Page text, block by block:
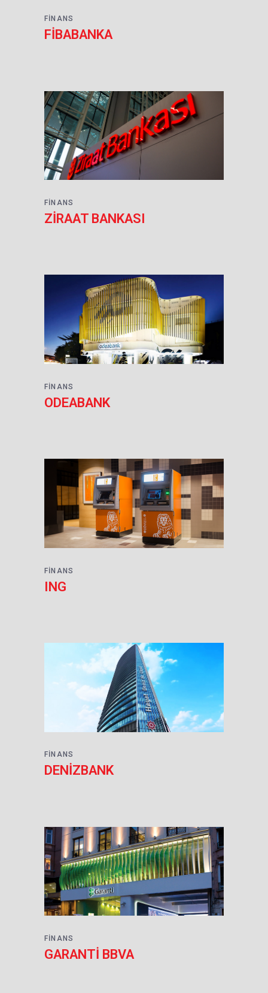
FINANS
FİBABANKA
FINANS
ZİRAAT BANKASI
FINANS
ODEABANK
FINANS
ING
FINANS
DENİZBANK
FINANS
GARANTİ BBVA